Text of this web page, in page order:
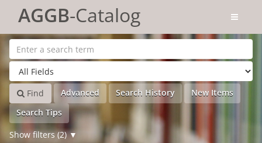
for search '
AGGB-Catalog
Find Advanced Search History
New Items
Search Tips
Show filters (2)